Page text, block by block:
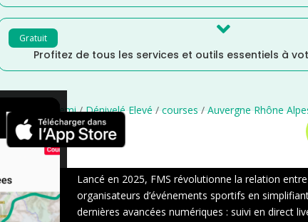
Gratuit 
Profitez de tous les services et outils essentiels à
×
/Distance Semi/Dénivelé Elevé/courses/Auvergne Rhône
Lancé en 2025, FMS révolutionne la relation
organisateurs d’événements sportifs en
dernières avancées numériques : suivi en direct